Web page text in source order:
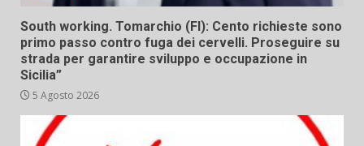
South working. Tomarchio (FI): Cento richieste sono
primo passo contro fuga dei cervelli. Proseguire su
strada per garantire sviluppo e occupazione in
Sicilia”
5 Agosto 2026